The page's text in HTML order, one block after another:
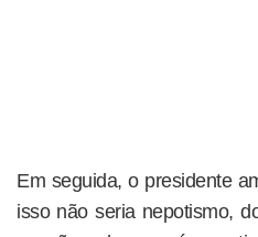
Em seguida, o presidente
isso não seria nepotismo,